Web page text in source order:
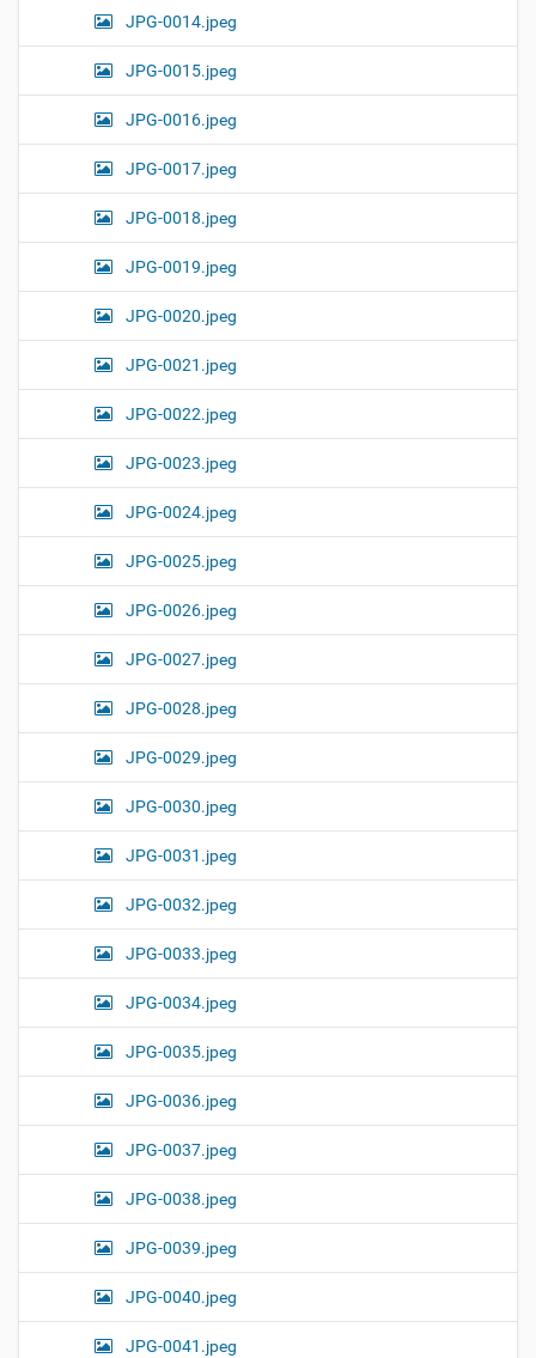
JPG-0014.jpeg
JPG-0015.jpeg
JPG-0016.jpeg
JPG-0017.jpeg
JPG-0018.jpeg
JPG-0019.jpeg
JPG-0020.jpeg
JPG-0021.jpeg
JPG-0022.jpeg
JPG-0023.jpeg
JPG-0024.jpeg
JPG-0025.jpeg
JPG-0026.jpeg
JPG-0027.jpeg
JPG-0028.jpeg
JPG-0029.jpeg
JPG-0030.jpeg
JPG-0031.jpeg
JPG-0032.jpeg
JPG-0033.jpeg
JPG-0034.jpeg
JPG-0035.jpeg
JPG-0036.jpeg
JPG-0037.jpeg
JPG-0038.jpeg
JPG-0039.jpeg
JPG-0040.jpeg
JPG-0041.jpeg